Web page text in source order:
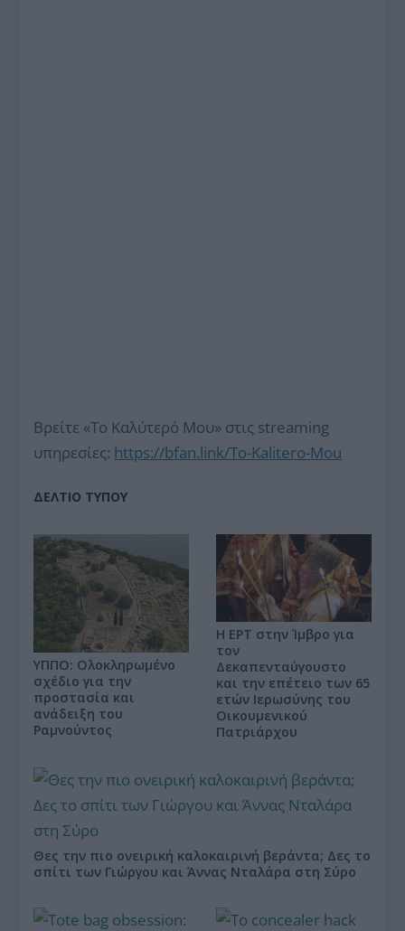
Βρείτε «Το Καλύτερό Μου» στις streaming
υπηρεσίες: https://bfan.link/To-Kalitero-Mou
ΔΕΛΤΙΟ ΤΥΠΟΥ
ΥΠΠΟ: Ολοκληρωμένο
σχέδιο για την
προστασία και
ανάδειξη του
Ραμνούντος
Η ΕΡΤ στην Ίμβρο για
τον
Δεκαπενταύγουστο
και την επέτειο των 65
ετών Ιερωσύνης του
Οικουμενικού
Πατριάρχου
Θες την πιο ονειρική καλοκαιρινή βεράντα; Δες το
σπίτι των Γιώργου και Άννας Νταλάρα στη Σύρο